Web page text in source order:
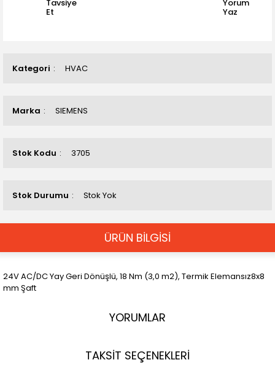
Kategori HVAC
Marka SIEMENS
Stok Kodu 3705
Stok Durumu Stok Yok
Tavsiye
Et
Yorum
Yaz
ÜRÜN BİLGİSİ
24V AC/DC Yay Geri Dönüşlü, 18 Nm (3,0 m2), Termik Elemansız8x8
mm Şaft
YORUMLAR
TAKSİT SEÇENEKLERİ